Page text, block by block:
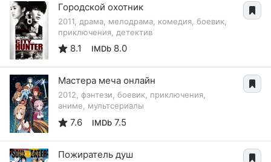
Городской охотник
2011, драма, мелодрама, комедия, боевик,
приключения, детектив
8.1 IMDb 8.0
Мастера меча онлайн
2012, фэнтези, боевик, приключения,
аниме, мультсериалы
7.6 IMDb 7.5
Пожиратель душ